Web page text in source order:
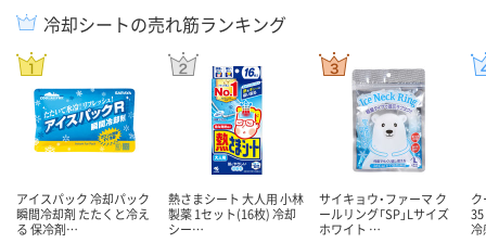
冷却シートの売れ筋ランキング
アイスパック 冷却パック
瞬間冷却剤 たたくと冷え
る 保冷剤…
熱さまシート 大人用 小林
製薬 1セット(16枚) 冷却
シー…
サイキョウ・ファーマ ク
ールリング「SP」Lサイズ
ホワイト …